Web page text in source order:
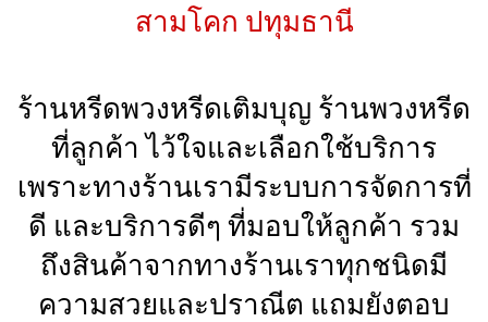
สามโคก ปทุมธานี
ร้านหรีดพวงหรีดเติมบุญ ร้านพวงหรีด
ที่ลูกค้า ไว้ใจและเลือกใช้บริการ
เพราะทางร้านเรามีระบบการจัดการที่
ดี และบริการดีๆ ที่มอบให้ลูกค้า รวม
ถึงสินค้าจากทางร้านเราทุกชนิดมี
ความสวยและปราณีต แถมยังตอบ